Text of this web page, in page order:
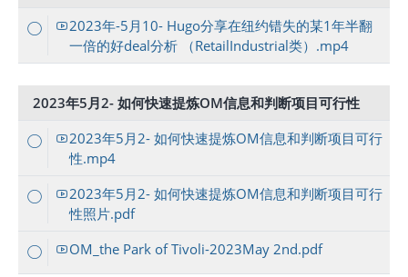
2023年-5月10- Hugo分享在纽约错失的某1年半翻
一倍的好deal分析 （RetailIndustrial类）.mp4
2023年5月2- 如何快速提炼OM信息和判断项目可行性
2023年5月2- 如何快速提炼OM信息和判断项目可行
性.mp4
2023年5月2- 如何快速提炼OM信息和判断项目可行
性照片.pdf
OM_the Park of Tivoli-2023May 2nd.pdf